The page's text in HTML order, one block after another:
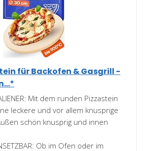
für Backofen & Gasgrill -
Mit dem runden Pizzastein
leckere und vor allem knusprige
schön knusprig und innen
Ob im Ofen oder im